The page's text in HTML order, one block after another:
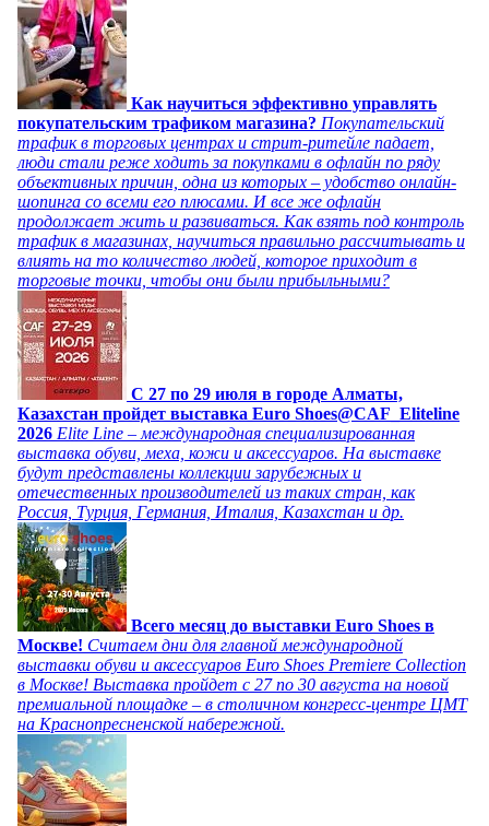
Как научиться эффективно управлять
покупательским трафиком магазина? Покупательский
трафик в торговых центрах и стрит-ритейле падает,
люди стали реже ходить за покупками в офлайн по ряду
объективных причин, одна из которых – удобство онлайн-
шопинга со всеми его плюсами. И все же офлайн
продолжает жить и развиваться. Как взять под контроль
трафик в магазинах, научиться правильно рассчитывать и
влиять на то количество людей, которое приходит в
торговые точки, чтобы они были прибыльными?
C 27 по 29 июля в городе Алматы,
Казахстан пройдет выставка Euro Shoes@CAF_Eliteline
2026 Elite Line – международная специализированная
выставка обуви, меха, кожи и аксессуаров. На выставке
будут представлены коллекции зарубежных и
отечественных производителей из таких стран, как
Россия, Турция, Германия, Италия, Казахстан и др.
Всего месяц до выставки Euro Shoes в
Москве! Считаем дни для главной международной
выставки обуви и аксессуаров Euro Shoes Premiere Collection
в Москве! Выставка пройдет с 27 по 30 августа на новой
премиальной площадке – в столичном конгресс-центре ЦМТ
на Краснопресненской набережной.